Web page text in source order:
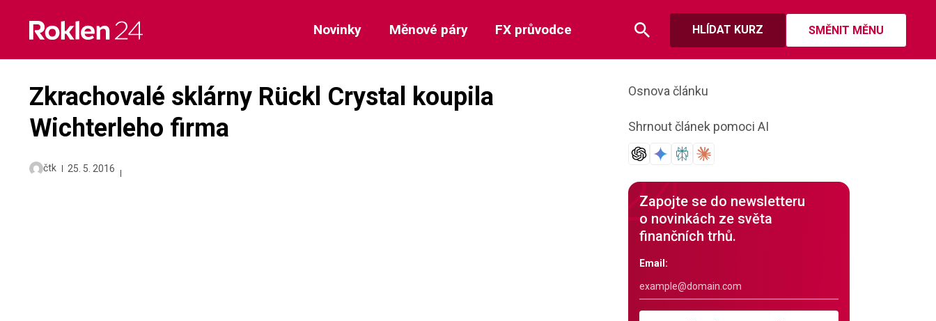
content
HLÍDAT KURZ SMĚNIT MĚNU
Novinky Měnové páry FX průvodce
Zkrachovalé sklárny Rückl Crystal koupila
Wichterleho firma
čtk 25. 5. 2016
Osnova článku
Shrnout článek pomoci AI
Zapojte se do newsletteru
o novinkách ze světa
finančních trhů.
Email: